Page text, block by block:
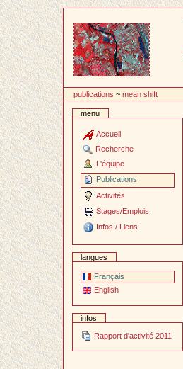
contenu
publications ~mean shift
menu
Accueil
Recherche
L'équipe
Publications
Activités
Stages/Emplois
Infos / Liens
langues
Français
English
infos
Rapport d'activité 2011